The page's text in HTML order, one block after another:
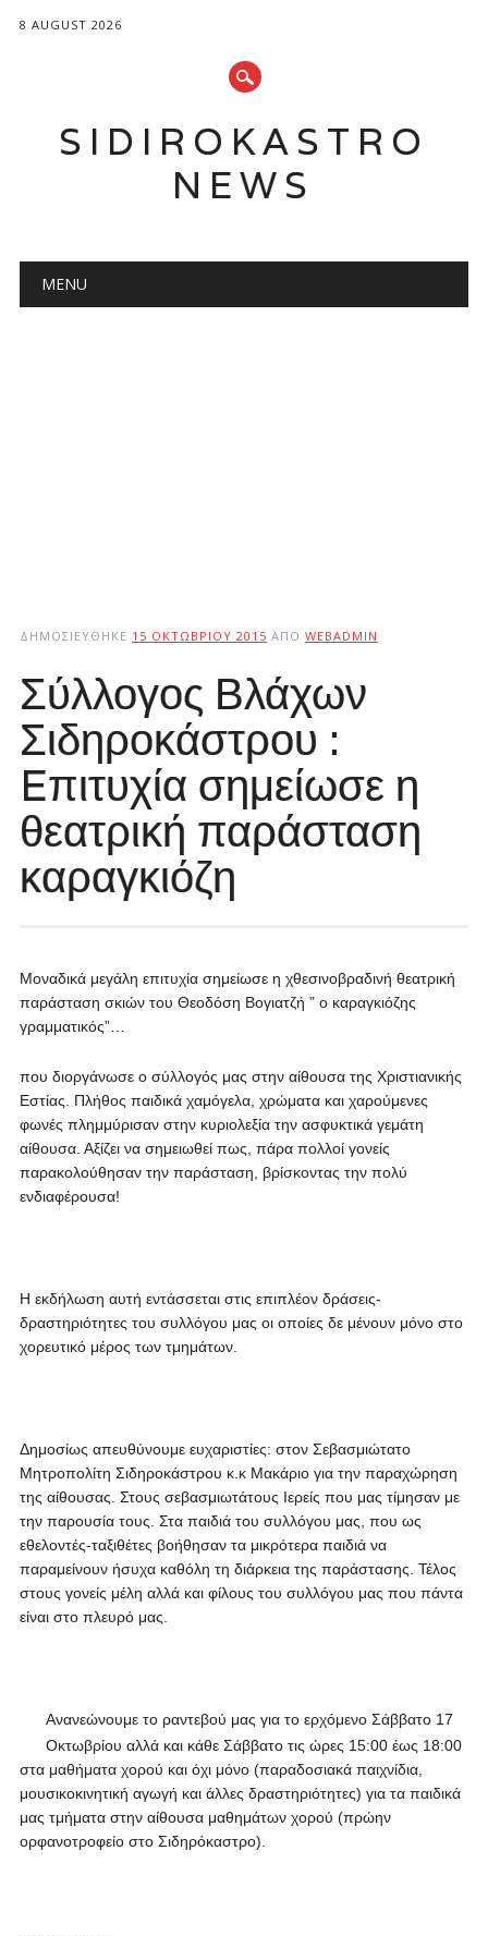
8 AUGUST 2026
SIDIROKASTRO
NEWS
Main menu
MENU
ΔΗΜΟΣΙΕΎΘΗΚΕ 15 ΟΚΤΩΒΡΊΟΥ 2015 ΑΠΌ WEBADMIN
Σύλλογος Βλάχων
Σιδηροκάστρου :
Eπιτυχία σημείωσε η
θεατρική παράσταση
καραγκιόζη
Μοναδικά μεγάλη επιτυχία σημείωσε η χθεσινοβραδινή θεατρική
παράσταση σκιών του Θεοδόση Βογιατζή ” ο καραγκιόζης
γραμματικός”…
που διοργάνωσε ο σύλλογός μας στην αίθουσα της Χριστιανικής
Εστίας. Πλήθος παιδικά χαμόγελα, χρώματα και χαρούμενες
φωνές πλημμύρισαν στην κυριολεξία την ασφυκτικά γεμάτη
αίθουσα. Αξίζει να σημειωθεί πως, πάρα πολλοί γονείς
παρακολούθησαν την παράσταση, βρίσκοντας την πολύ
ενδιαφέρουσα!
Η εκδήλωση αυτή εντάσσεται στις επιπλέον δράσεις-
δραστηριότητες του συλλόγου μας οι οποίες δε μένουν μόνο στο
χορευτικό μέρος των τμημάτων.
Δημοσίως απευθύνουμε ευχαριστίες: στον Σεβασμιώτατο
Μητροπολίτη Σιδηροκάστρου κ.κ Μακάριο για την παραχώρηση
της αίθουσας. Στους σεβασμιωτάτους Ιερείς που μας τίμησαν με
την παρουσία τους. Στα παιδιά του συλλόγου μας, που ως
εθελοντές-ταξιθέτες βοήθησαν τα μικρότερα παιδιά να
παραμείνουν ήσυχα καθόλη τη διάρκεια της παράστασης. Τέλος
στους γονείς μέλη αλλά και φίλους του συλλόγου μας που πάντα
είναι στο πλευρό μας.
Ανανεώνουμε το ραντεβού μας για το ερχόμενο Σάββατο 17
Οκτωβρίου αλλά και κάθε Σάββατο τις ώρες 15:00 έως 18:00
στα μαθήματα χορού και όχι μόνο (παραδοσιακά παιχνίδια,
μουσικοκινητική αγωγή και άλλες δραστηριότητες) για τα παιδικά
μας τμήματα στην αίθουσα μαθημάτων χορού (πρώην
ορφανοτροφείο στο Σιδηρόκαστρο).